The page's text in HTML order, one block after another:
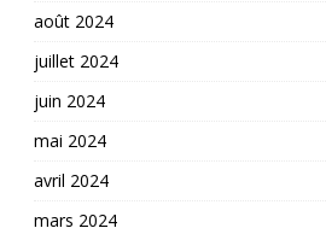
août 2024
juillet 2024
juin 2024
mai 2024
avril 2024
mars 2024